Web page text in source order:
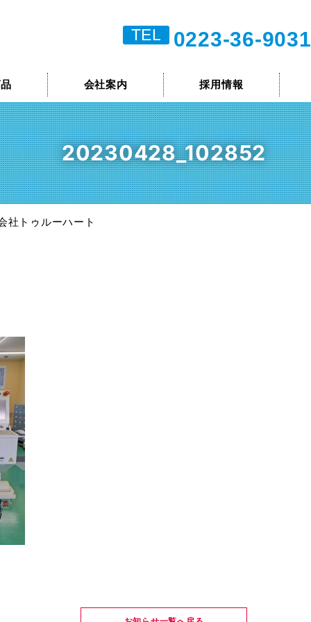
TEL 0223-36-9031
会社案内 採用情報
20230428_102852
トゥルーハート